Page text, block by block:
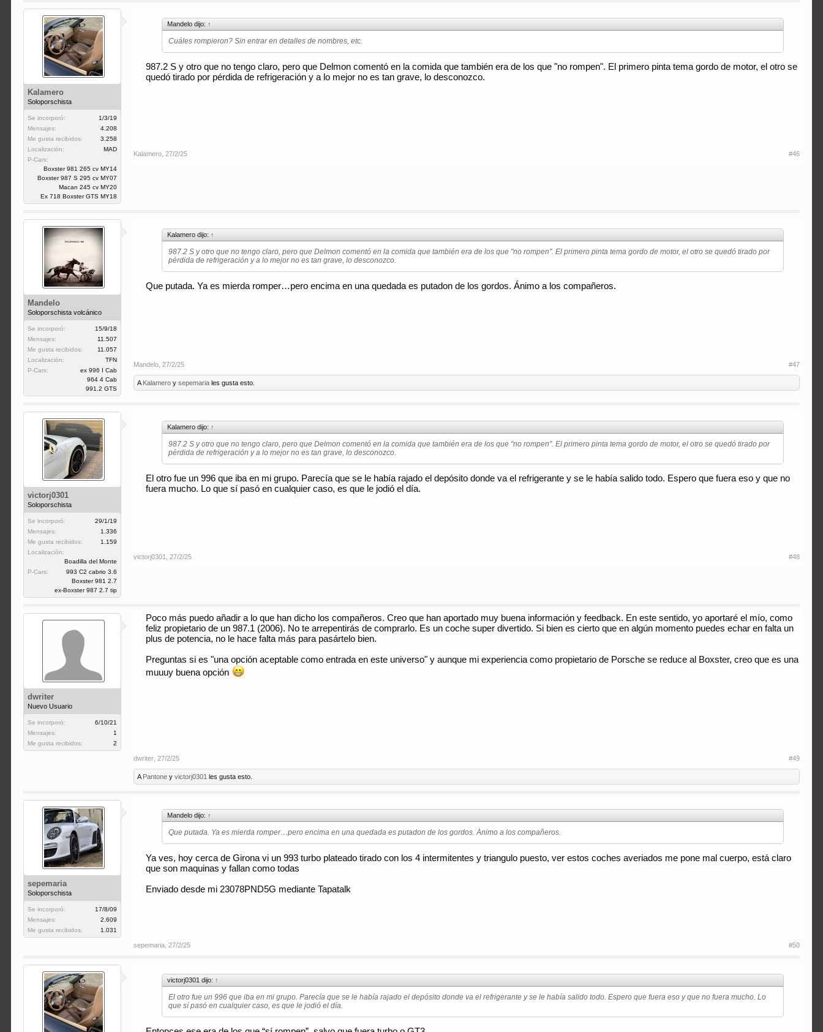
Kalamero
Soloporschista
Se incorporó:
1/3/19
Mensajes:
4.208
Me gusta recibidos:
3.258
Localización:
MAD
P-Cars:
Boxster 981 265 cv MY14
Boxster 987 S 295 cv MY07
Macan 245 cv MY20
Ex 718 Boxster GTS MY18
Mandelo dijo: ↑
Cuáles rompieron? Sin entrar en detalles de nombres, etc.
987.2 S y otro que no tengo claro, pero que Delmon comentó en la comida que también era de los que "no rompen". El primero pinta tema gordo de motor, el otro se
quedó tirado por pérdida de refrigeración y a lo mejor no es tan grave, lo desconozco.
Kalamero 27/2/25 #46
Mandelo
Soloporschista volcánico
Se incorporó:
15/9/18
Mensajes:
11.507
Me gusta recibidos:
11.057
Localización:
TFN
P-Cars:
ex 996 I Cab
964 4 Cab
991.2 GTS
Kalamero dijo: ↑
987.2 S y otro que no tengo claro, pero que Delmon comentó en la comida que también era de los que "no rompen". El primero pinta tema gordo de motor, el otro se quedó tirado por
pérdida de refrigeración y a lo mejor no es tan grave, lo desconozco.
Que putada. Ya es mierda romper…pero encima en una quedada es putadon de los gordos. Ánimo a los compañeros.
Mandelo 27/2/25 #47
A Kalamero ysepemaria les gusta esto.
victorj0301
Soloporschista
Se incorporó:
29/1/19
Mensajes:
1.336
Me gusta recibidos:
1.159
Localización:
Boadilla del Monte
P-Cars:
993 C2 cabrio 3.6
Boxster 981 2.7
ex-Boxster 987 2.7 tip
Kalamero dijo: ↑
987.2 S y otro que no tengo claro, pero que Delmon comentó en la comida que también era de los que "no rompen". El primero pinta tema gordo de motor, el otro se quedó tirado por
pérdida de refrigeración y a lo mejor no es tan grave, lo desconozco.
El otro fue un 996 que iba en mi grupo. Parecía que se le había rajado el depósito donde va el refrigerante y se le había salido todo. Espero que fuera eso y que no
fuera mucho. Lo que sí pasó en cualquier caso, es que le jodió el día.
victorj0301 27/2/25 #48
dwriter
Nuevo Usuario
Se incorporó:
6/10/21
Mensajes:
1
Me gusta recibidos:
2
Poco más puedo añadir a lo que han dicho los compañeros. Creo que han aportado muy buena información y feedback. En este sentido, yo aportaré el mío, como
feliz propietario de un 987.1 (2006). No te arrepentirás de comprarlo. Es un coche super divertido. Si bien es cierto que en algún momento puedes echar en falta un
plus de potencia, no le hace falta más para pasártelo bien.
Preguntas si es "una opción aceptable como entrada en este universo" y aunque mi experiencia como propietario de Porsche se reduce al Boxster, creo que es una
muuuy buena opción
dwriter 27/2/25 #49
A Pantone yvictorj0301 les gusta esto.
sepemaria
Soloporschista
Se incorporó:
17/8/09
Mensajes:
2.609
Me gusta recibidos:
1.031
Mandelo dijo: ↑
Que putada. Ya es mierda romper…pero encima en una quedada es putadon de los gordos. Ánimo a los compañeros.
Ya ves, hoy cerca de Girona vi un 993 turbo plateado tirado con los 4 intermitentes y triangulo puesto, ver estos coches averiados me pone mal cuerpo, está claro
que son maquinas y fallan como todas
Enviado desde mi 23078PND5G mediante Tapatalk
sepemaria 27/2/25 #50
victorj0301 dijo: ↑
El otro fue un 996 que iba en mi grupo. Parecía que se le había rajado el depósito donde va el refrigerante y se le había salido todo. Espero que fuera eso y que no fuera mucho. Lo
que sí pasó en cualquier caso, es que le jodió el día.